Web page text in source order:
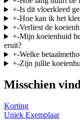
+-Is dit vloerkleed
+-Hoe kan ik het
+-Verliest de
+-Mijn koeienhuid
eruit?
+-Welke
+-Zijn jullie
Misschien
Korting
Uniek Exemplaar